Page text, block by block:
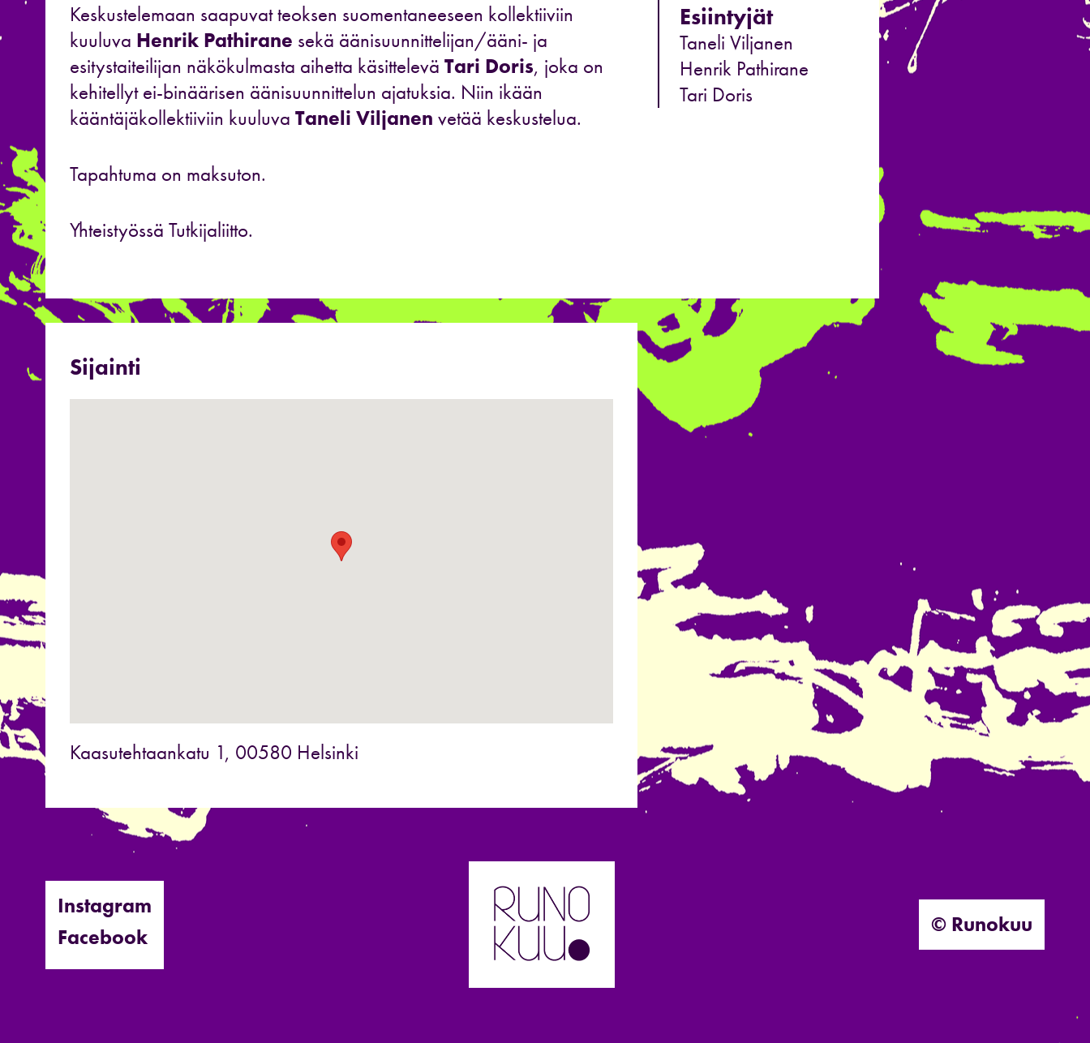
Esiintyjät
Taneli Viljanen
Henrik Pathirane
Tari Doris
Keskustelemaan saapuvat teoksen suomentaneeseen kollektiiviin
kuuluva Henrik Pathirane sekä äänisuunnittelijan/ääni- ja
esitystaiteilijan näkökulmasta aihetta käsittelevä Tari Doris, joka on
kehitellyt ei-binäärisen äänisuunnittelun ajatuksia. Niin ikään
kääntäjäkollektiiviin kuuluva Taneli Viljanen vetää keskustelua.
Tapahtuma on maksuton.
Yhteistyössä Tutkijaliitto.
Sijainti
Kaasutehtaankatu 1, 00580 Helsinki
Instagram
Facebook
© Runokuu